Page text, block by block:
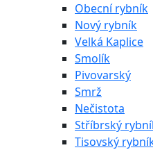
Obecní rybník
Nový rybník
Velká Kaplice
Smolík
Pivovarský
Smrž
Nečistota
Stříbrský
Tisovský